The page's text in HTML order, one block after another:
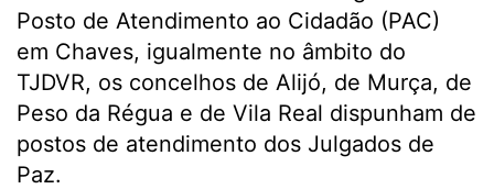
Posto de Atendimento ao Cidadão (PAC)
em Chaves, igualmente no âmbito do
TJDVR, os concelhos de Alijó, de Murça, de
Peso da Régua e de Vila Real dispunham de
postos de atendimento dos Julgados de
Paz.